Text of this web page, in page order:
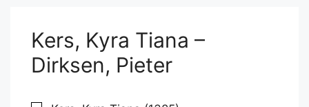
Kers, Kyra Tiana –
Dirksen, Pieter